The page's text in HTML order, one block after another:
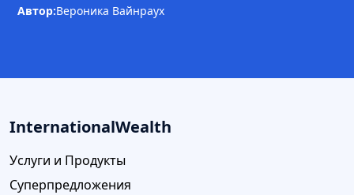
Автор:Вероника Вайнраух
InternationalWealth
Услуги и Продукты
Суперпредложения